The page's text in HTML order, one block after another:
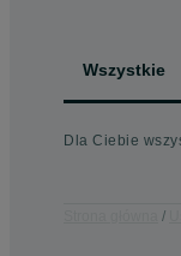
Wszystkie
Dla Ciebie